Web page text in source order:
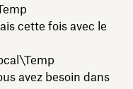
cette fois avec le
avez besoin dans